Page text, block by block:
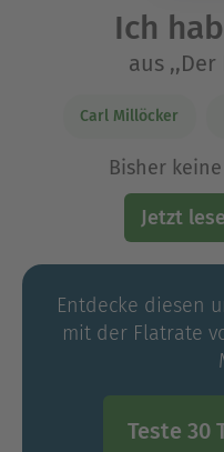
Ich
aus
Carl Millöcker
Bisher
Jetzt
Entdecke diesen
mit der Flatrate
Teste 30